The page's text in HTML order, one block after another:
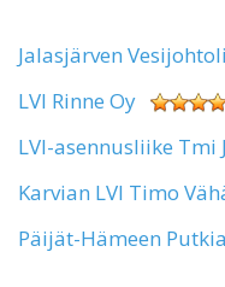
Jalasjärven
LVI Rinne Oy
LVI-asennusliike Tmi
Karvian LVI Timo
Päijät-Hämeen